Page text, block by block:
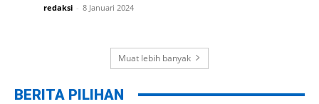
redaksi - 8 Januari 2024
Muat lebih banyak
BERITA PILIHAN